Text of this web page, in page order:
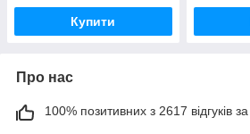
Купити
Про нас
100% позитивних з 2617 відгуків за